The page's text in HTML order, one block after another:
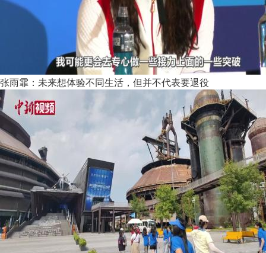
张雨霏：未来想体验不同生活，但并不代表要退役